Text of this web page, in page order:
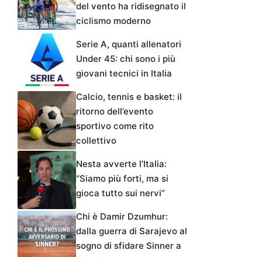
del vento ha ridisegnato il
ciclismo moderno
Serie A, quanti allenatori
Under 45: chi sono i più
giovani tecnici in Italia
Calcio, tennis e basket: il
ritorno dell’evento
sportivo come rito
collettivo
Nesta avverte l’Italia:
“Siamo più forti, ma si
gioca tutto sui nervi”
Chi è Damir Dzumhur:
dalla guerra di Sarajevo al
sogno di sfidare Sinner a